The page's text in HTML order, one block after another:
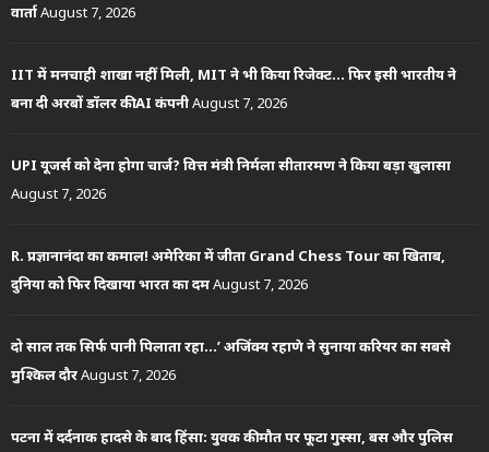
वार्ताAugust 7, 2026
IIT में मनचाही शाखा नहीं मिली, MIT ने भी किया रिजेक्ट… फिर इसी भारतीय ने
बना दी अरबों डॉलर की AI कंपनीAugust 7, 2026
UPI यूजर्स को देना होगा चार्ज? वित्त मंत्री निर्मला सीतारमण ने किया बड़ा खुलासा
August 7, 2026
R. प्रज्ञानानंदा का कमाल! अमेरिका में जीता Grand Chess Tour का खिताब,
दुनिया को फिर दिखाया भारत का दमAugust 7, 2026
दो साल तक सिर्फ पानी पिलाता रहा…’ अजिंक्य रहाणे ने सुनाया करियर का सबसे
मुश्किल दौरAugust 7, 2026
पटना में दर्दनाक हादसे के बाद हिंसा: युवक की मौत पर फूटा गुस्सा, बस और पुलिस